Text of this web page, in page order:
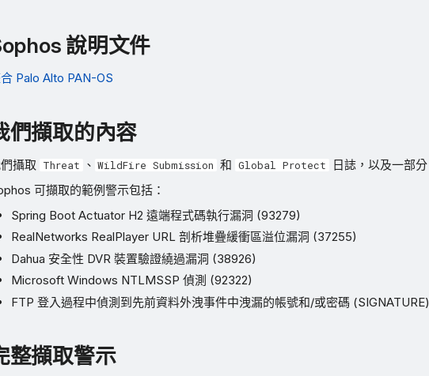
說明文件
Palo Alto PAN-OS
們擷取的內容
攝取 Threat 、 WildFire Submission 和 Global Protect 日誌，以及一部分
可擷取的範例警示包括：
Spring Boot Actuator H2 遠端程式碼執行漏洞 (93279)
RealNetworks RealPlayer URL 剖析堆疊緩衝區溢位漏洞 (37255)
Dahua 安全性 DVR 裝置驗證繞過漏洞 (38926)
Microsoft Windows NTLMSSP 偵測 (92322)
FTP 登入過程中偵測到先前資料外洩事件中洩漏的帳號和/或密碼 (SIGNATURE)
整擷取警示